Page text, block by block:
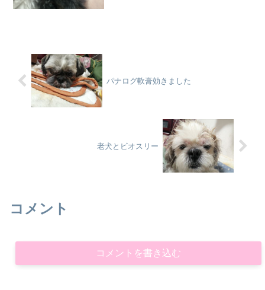
パナログ軟膏効きました
老犬とビオスリー
コメント
コメントを書き込む